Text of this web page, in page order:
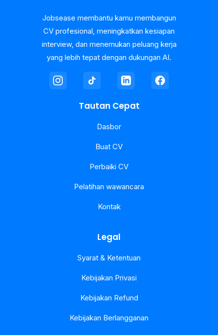
Jobsease membantu kamu membangun
CV profesional, meningkatkan kesiapan
interview, dan menemukan peluang kerja
yang lebih tepat dengan dukungan AI.
Tautan Cepat
Dasbor
Buat CV
Perbaiki CV
Pelatihan wawancara
Kontak
Legal
Syarat & Ketentuan
Kebijakan Privasi
Kebijakan Refund
Kebijakan Berlangganan